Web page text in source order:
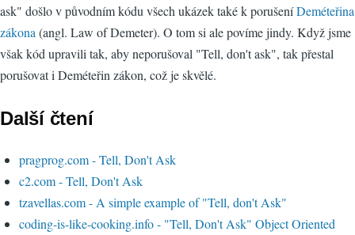
ask" došlo v původním kódu všech ukázek také k porušeníDeméteřina
zákona (angl. Law of Demeter). O tom si ale povíme jindy. Když jsme
však kód upravili tak, aby neporušoval "Tell, don't ask", tak přestal
porušovat i Deméteřin zákon, což je skvělé.
Další čtení
pragprog.com - Tell, Don't Ask
c2.com - Tell, Don't Ask
tzavellas.com - A simple example of "Tell, don't Ask"
coding-is-like-cooking.info - "Tell, Don't Ask" Object Oriented